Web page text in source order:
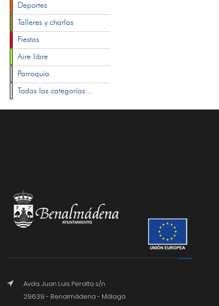
Deportes
Talleres y charlas
Fiestas
Aire libre
Parroquia
Todas las categorías...
Avda. Juan Luis Peralta s/n
29639 - Benalmádena - Málaga